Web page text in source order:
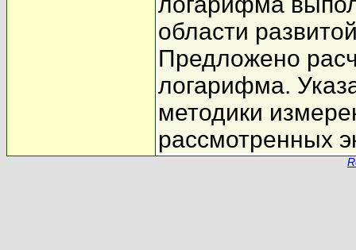
области
Предложено
логарифма.
методики
рассмотренных